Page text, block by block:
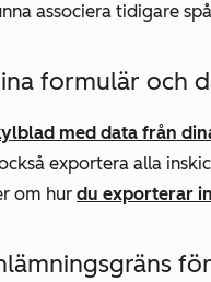
associera tidigare
formulär och
med data från
exportera alla
om hur du exporterar